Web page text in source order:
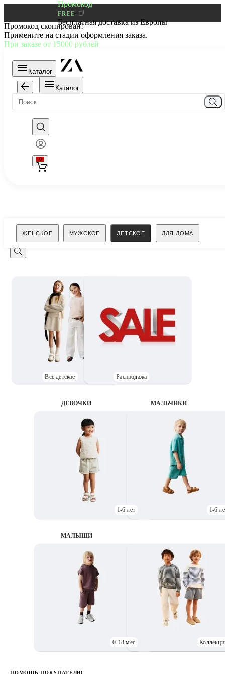
Промокод
FREE
Бесплатная доставка из Европы
Промокод скопирован!
Примените на стадии оформления заказа.
При заказе от 15000 рублей
Каталог
Каталог
0
ЖЕНСКОЕ МУЖСКОЕ ДЕТСКОЕ ДЛЯ ДОМА
Поиск
Всё детское Распродажа
ДЕВОЧКИ
1-6 лет
MАЛЬЧИКИ
1-6
МАЛЫШИ
0-18 мес